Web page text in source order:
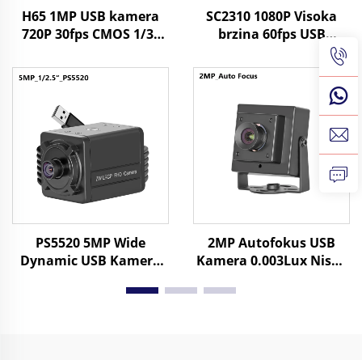
H65 1MP USB kamera
720P 30fps CMOS 1/3"
kamera s
Windows/Android/linux
SC2310 1080P Visoka
brzina 60fps USB
Webcam 2MP UVC OTG
Plug Play Mini HD
PS5520 5MP Wide
Dynamic USB Kamera
30FPS Android Mini Web
2MP Autofokus USB
Kamera 0.003Lux Niska
Dinamički raspon 86dB